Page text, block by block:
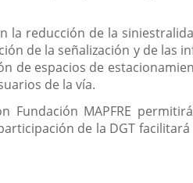
la reducción de la
de la señalización y de las
de espacios de
de la vía.
Fundación MAPFRE
de la DGT